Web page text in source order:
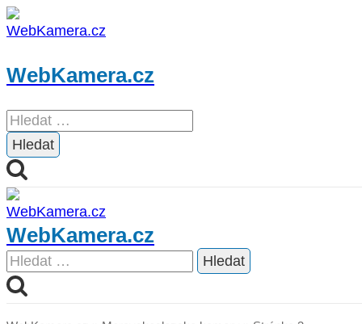
Přeskočit
na
WebKamera.cz
Vyhledávání
WebKamera.cz
Vyhledávání